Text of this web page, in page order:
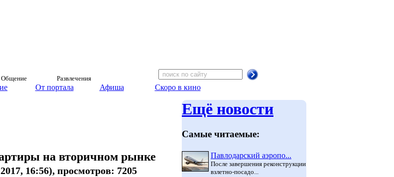
Общение Развлечения
От портала Афиша Скоро в кино
на вторичном рынке
16:56), просмотров: 7205
Ещё новости
Самые читаемые:
Павлодарский аэропо...
После завершения реконструкции
взлетно-посадо...